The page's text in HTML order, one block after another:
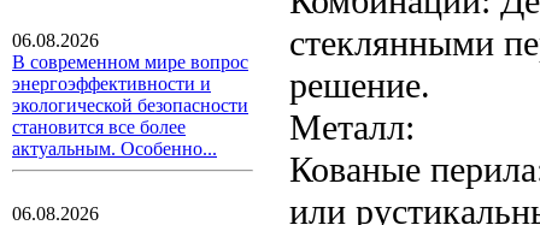
06.08.2026
В современном мире вопрос
энергоэффективности и
экологической безопасности
становится все более
актуальным. Особенно...
06.08.2026
стеклянными
решение.
Металл:
Кованые
или